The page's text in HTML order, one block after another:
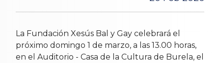
La Fundación Xesús Bal y Gay celebrará el
próximo domingo 1 de marzo, a las 13.00 horas,
en el Auditorio - Casa de la Cultura de Burela, el